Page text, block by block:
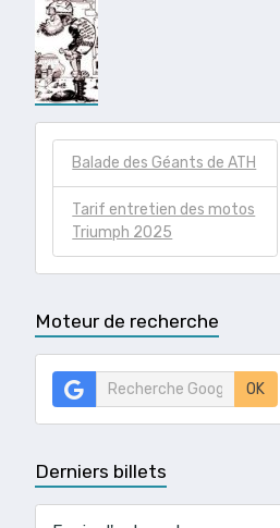
Balade des Géants de ATH
Tarif entretien des motos
Triumph 2025
Moteur de recherche
OK
Derniers billets